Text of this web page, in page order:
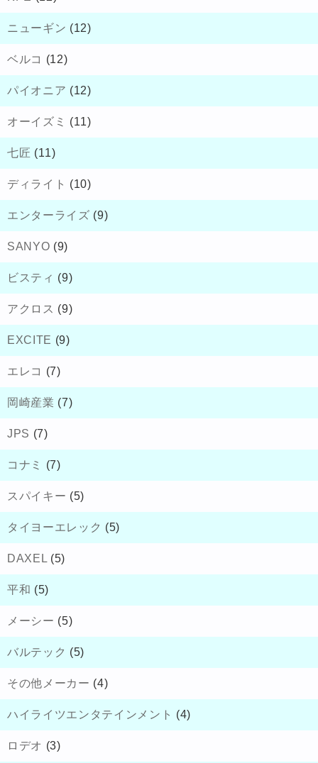
ニューギン (12)
ベルコ (12)
パイオニア (12)
オーイズミ (11)
七匠 (11)
ディライト (10)
エンターライズ (9)
SANYO (9)
ビスティ (9)
アクロス (9)
EXCITE (9)
エレコ (7)
岡崎産業 (7)
JPS (7)
コナミ (7)
スパイキー (5)
タイヨーエレック (5)
DAXEL (5)
平和 (5)
メーシー (5)
バルテック (5)
その他メーカー (4)
ハイライツエンタテインメント (4)
ロデオ (3)